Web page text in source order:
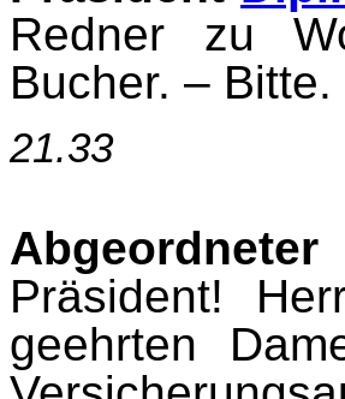
Redner zu
Bucher. – Bitte.
21.33
Abgeordneter
Präsident!
geehrten